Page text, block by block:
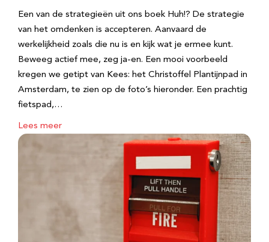
Een van de strategieën uit ons boek Huh!? De strategie
van het omdenken is accepteren. Aanvaard de
werkelijkheid zoals die nu is en kijk wat je ermee kunt.
Beweeg actief mee, zeg ja-en. Een mooi voorbeeld
kregen we getipt van Kees: het Christoffel Plantijnpad in
Amsterdam, te zien op de foto’s hieronder. Een prachtig
fietspad,…
Lees meer